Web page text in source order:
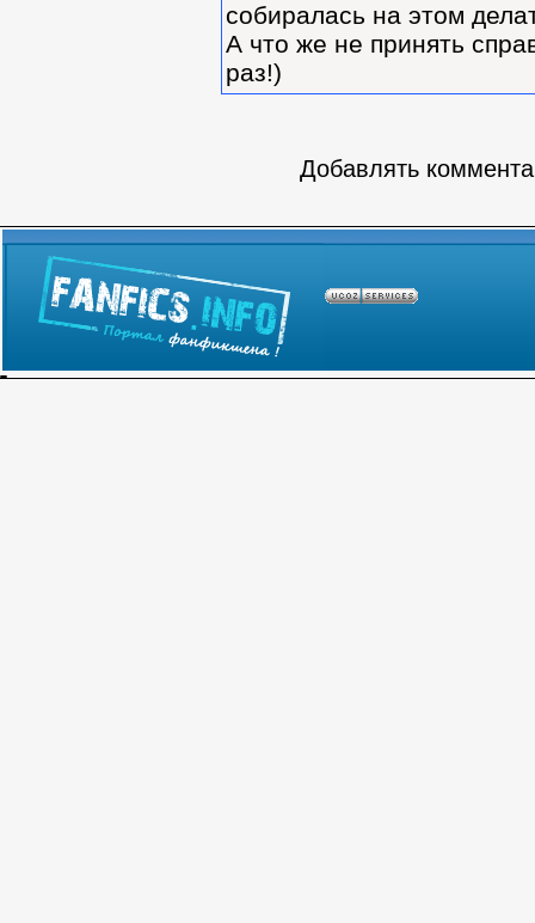
собиралась на этом
А что же не принять
раз!)
Добавлять